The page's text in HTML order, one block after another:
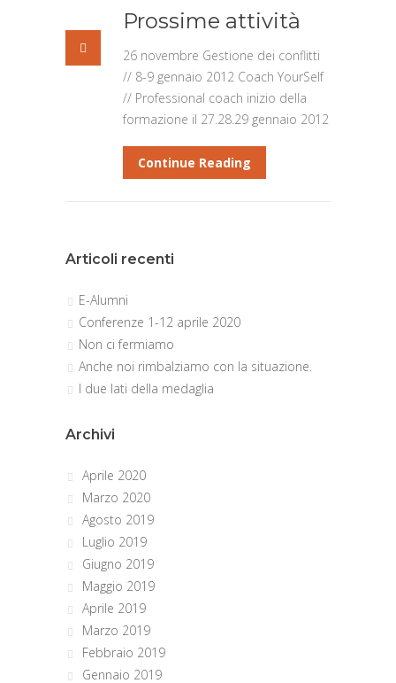
Prossime attività
26 novembre Gestione dei conflitti
// 8-9 gennaio 2012 Coach YourSelf
// Professional coach inizio della
formazione il 27.28.29 gennaio 2012
Continue Reading
Articoli recenti
E-Alumni
Conferenze 1-12 aprile 2020
Non ci fermiamo
Anche noi rimbalziamo con la situazione.
I due lati della medaglia
Archivi
Aprile 2020
Marzo 2020
Agosto 2019
Luglio 2019
Giugno 2019
Maggio 2019
Aprile 2019
Marzo 2019
Febbraio 2019
Gennaio 2019